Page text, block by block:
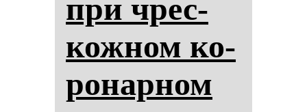
при чрес­
кож­ном ко­
ро­нар­ном